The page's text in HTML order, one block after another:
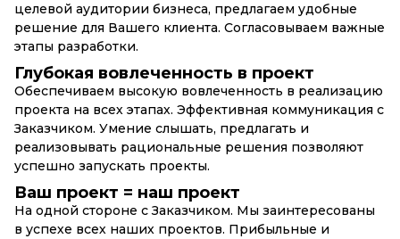
целевой аудитории бизнеса, предлагаем удобные
решение для Вашего клиента. Согласовываем важные
этапы разработки.
Глубокая вовлеченность в проект
Обеспечиваем высокую вовлеченность в реализацию
проекта на всех этапах. Эффективная коммуникация с
Заказчиком. Умение слышать, предлагать и
реализовывать рациональные решения позволяют
успешно запускать проекты.
Ваш проект = наш проект
На одной стороне с Заказчиком. Мы заинтересованы
в успехе всех наших проектов. Прибыльные и